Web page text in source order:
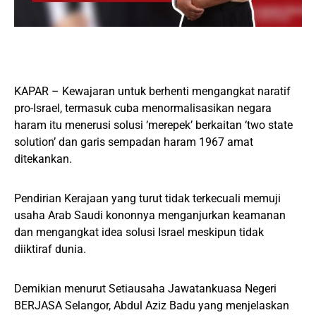
KAPAR – Kewajaran untuk berhenti mengangkat naratif
pro-Israel, termasuk cuba menormalisasikan negara
haram itu menerusi solusi ‘merepek’ berkaitan ‘two state
solution’ dan garis sempadan haram 1967 amat
ditekankan.
Pendirian Kerajaan yang turut tidak terkecuali memuji
usaha Arab Saudi kononnya menganjurkan keamanan
dan mengangkat idea solusi Israel meskipun tidak
diiktiraf dunia.
Demikian menurut Setiausaha Jawatankuasa Negeri
BERJASA Selangor, Abdul Aziz Badu yang menjelaskan